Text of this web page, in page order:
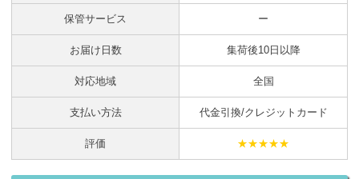
保管サービス ー
お届け日数 集荷後10日以降
対応地域 全国
支払い方法 代金引換/クレジットカード
評価 ★★★★★